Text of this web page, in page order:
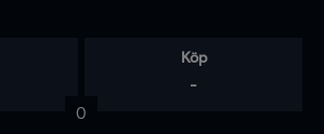
Köp
-
0